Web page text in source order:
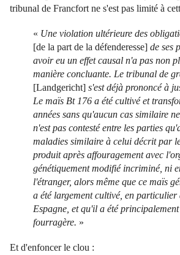
tribunal de Francfort ne s'est pas limité à
« Une violation ultérieure des
[de la part de la défenderesse] de ses
avoir eu un effet causal n'a pas non
manière concluante. Le tribunal de
[Landgericht] s'est déjà prononcé à
Le maïs Bt 176 a été cultivé et
années sans qu'aucun cas similaire
n'est pas contesté entre les parties
maladies similaire à celui décrit par
produit après affouragement avec
génétiquement modifié incriminé, ni
l'étranger, alors même que ce maïs
a été largement cultivé, en particulier
Espagne, et qu'il a été
fourragère. »
Et d'enfoncer le clou :